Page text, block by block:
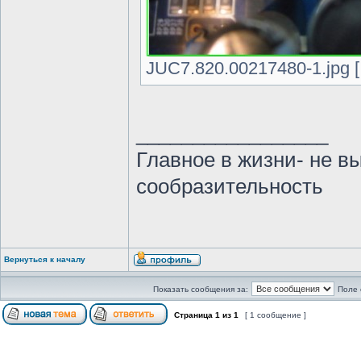
JUC7.820.00217480-1.jpg
Главное в жизни- не
сообразительность
Вернуться к началу
Показать сообщения за: Поле
Страница 1 из 1 [ 1 сообщение ]